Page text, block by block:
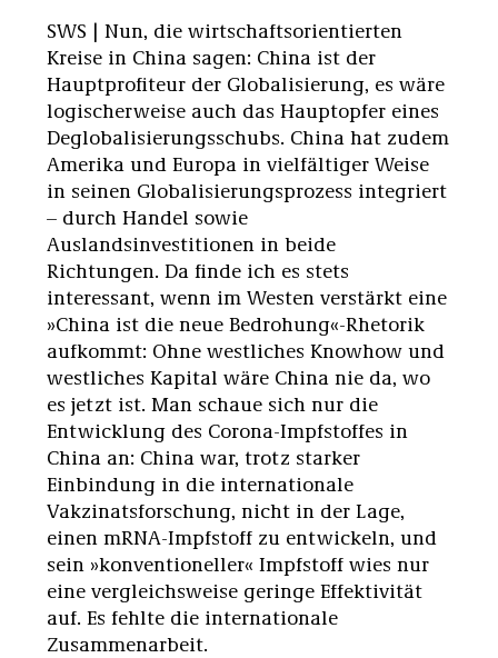
SWS | Nun, die wirtschaftsorientierten
Kreise in China sagen: China ist der
Hauptprofiteur der Globalisierung, es wäre
logischerweise auch das Hauptopfer eines
Deglobalisierungsschubs. China hat zudem
Amerika und Europa in vielfältiger Weise
in seinen Globalisierungsprozess integriert
– durch Handel sowie
Auslandsinvestitionen in beide
Richtungen. Da finde ich es stets
interessant, wenn im Westen verstärkt eine
»China ist die neue Bedrohung«-Rhetorik
aufkommt: Ohne westliches Knowhow und
westliches Kapital wäre China nie da, wo
es jetzt ist. Man schaue sich nur die
Entwicklung des Corona-Impfstoffes in
China an: China war, trotz starker
Einbindung in die internationale
Vakzinatsforschung, nicht in der Lage,
einen mRNA-Impfstoff zu entwickeln, und
sein »konventioneller« Impfstoff wies nur
eine vergleichsweise geringe Effektivität
auf. Es fehlte die internationale
Zusammenarbeit.